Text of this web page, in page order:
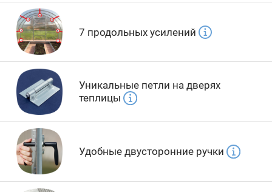
7 продольных усилений
Уникальные петли на дверях
теплицы
Удобные двусторонние ручки